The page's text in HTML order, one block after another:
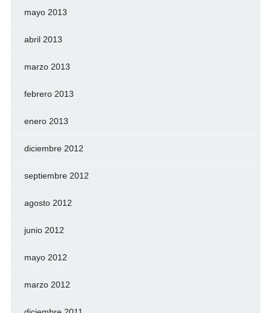
mayo 2013
abril 2013
marzo 2013
febrero 2013
enero 2013
diciembre 2012
septiembre 2012
agosto 2012
junio 2012
mayo 2012
marzo 2012